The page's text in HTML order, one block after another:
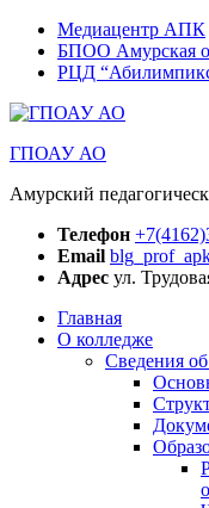
Медиацентр АПК
БПОО Амурская
РЦД
ГПОАУ АО
Амурский
Телефон
Email
Адрес ул.
Главная
О колледже
Сведения